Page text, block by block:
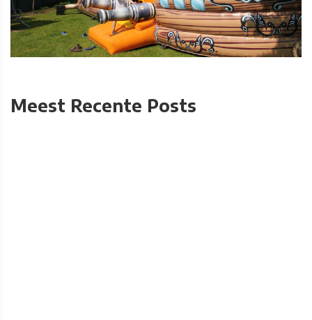
Meest Recente Posts